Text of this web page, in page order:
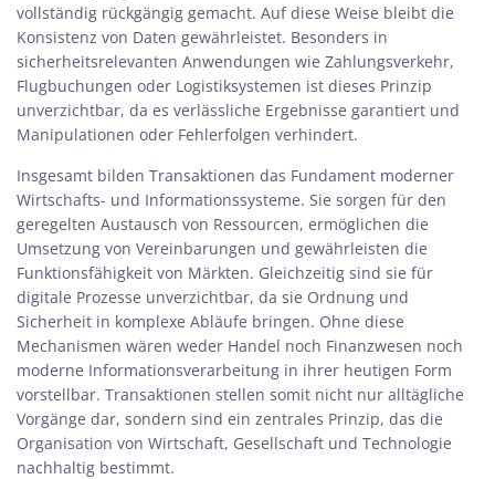
vollständig rückgängig gemacht. Auf diese Weise bleibt die
Konsistenz von Daten gewährleistet. Besonders in
sicherheitsrelevanten Anwendungen wie Zahlungsverkehr,
Flugbuchungen oder Logistiksystemen ist dieses Prinzip
unverzichtbar, da es verlässliche Ergebnisse garantiert und
Manipulationen oder Fehlerfolgen verhindert.
Insgesamt bilden Transaktionen das Fundament moderner
Wirtschafts- und Informationssysteme. Sie sorgen für den
geregelten Austausch von Ressourcen, ermöglichen die
Umsetzung von Vereinbarungen und gewährleisten die
Funktionsfähigkeit von Märkten. Gleichzeitig sind sie für
digitale Prozesse unverzichtbar, da sie Ordnung und
Sicherheit in komplexe Abläufe bringen. Ohne diese
Mechanismen wären weder Handel noch Finanzwesen noch
moderne Informationsverarbeitung in ihrer heutigen Form
vorstellbar. Transaktionen stellen somit nicht nur alltägliche
Vorgänge dar, sondern sind ein zentrales Prinzip, das die
Organisation von Wirtschaft, Gesellschaft und Technologie
nachhaltig bestimmt.